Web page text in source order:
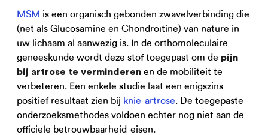
MSM is een organisch gebonden zwavelverbinding die
(net als Glucosamine en Chondroïtine) van nature in
uw lichaam al aanwezig is. In de orthomoleculaire
geneeskunde wordt deze stof toegepast om de pijn
bij artrose te verminderen en de mobiliteit te
verbeteren. Een enkele studie laat een enigszins
positief resultaat zien bij knie-artrose. De toegepaste
onderzoeksmethodes voldoen echter nog niet aan de
officiële betrouwbaarheid-eisen.